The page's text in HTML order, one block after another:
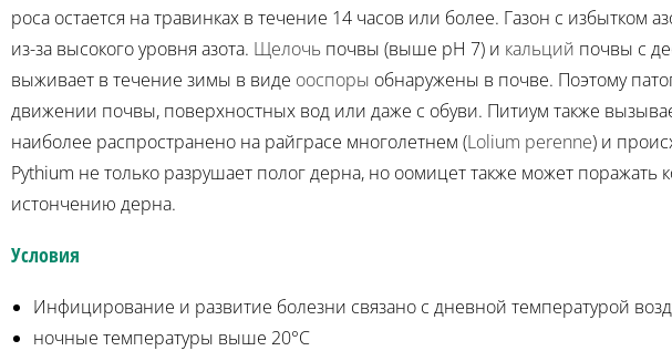
роса остается на травинках в течение 14 часов или более. Газон с
из-за высокого уровня азота. Щелочь почвы (выше рН 7) и кальций почвы с
выживает в течение зимы в виде ооспоры обнаружены в почве. Поэтому
движении почвы, поверхностных вод или даже с обуви. Питиум также
наиболее распространено на райграсе многолетнем (Lolium perenne) и
Pythium не только разрушает полог дерна, но оомицет также может
истончению дерна.
Условия
Инфицирование и развитие болезни связано с дневной температурой
ночные температуры выше 20°C